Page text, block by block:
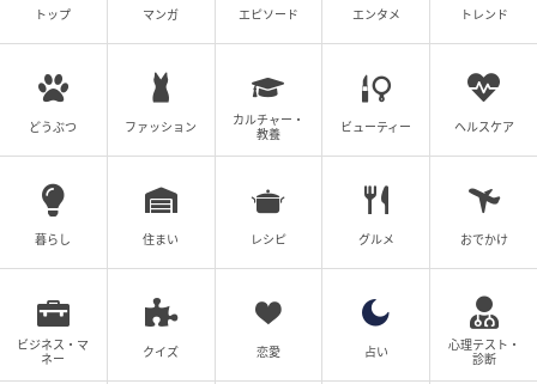
「子どもがいるので」「また定時で帰る
に猛烈に反省したワケ
の記事をもっとみる
トップ マンガ エピソード エンタメ トレンド
どうぶつ ファッション
カルチャー・
教養
ビューティー ヘルスケア
暮らし 住まい レシピ グルメ おでかけ
ビジネス・マ
ネー
クイズ 恋愛 占い
心理テスト・
診断